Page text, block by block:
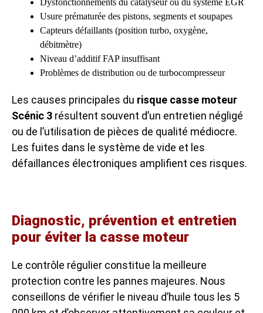
Dysfonctionnements du catalyseur ou du système EGR
Usure prématurée des pistons, segments et soupapes
Capteurs défaillants (position turbo, oxygène,
débitmètre)
Niveau d’additif FAP insuffisant
Problèmes de distribution ou de turbocompresseur
Les causes principales du risque casse moteur
Scénic 3 résultent souvent d’un entretien négligé
ou de l’utilisation de pièces de qualité médiocre.
Les fuites dans le système de vide et les
défaillances électroniques amplifient ces risques.
Diagnostic, prévention et entretien
pour éviter la casse moteur
Le contrôle régulier constitue la meilleure
protection contre les pannes majeures. Nous
conseillons de vérifier le niveau d’huile tous les 5